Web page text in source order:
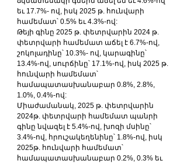
եւ 17.7%- ով, իսկ 2025 թ. հունվարի
համեմատ՝ 0.5% եւ 4.3%-ով:
Թեյի գինը 2025 թ. փետրվարին 2024 թ.
փետրվարի համեմատ աճել է 6.7%-ով,
շոկոլադինը՝ 10.3%- ով, կարագինը՝
13.4%-ով, սուրճինը՝ 17.1%-ով, իսկ 2025 թ.
հունվարի համեմատ՝
համապատասխանաբար 0.8%, 2.8%,
1.0%, 0.4%-ով:
Միաժամանակ, 2025 թ. փետրվարին
2024թ. փետրվարի համեմատ պանրի
գինը նվազել է 5.4%-ով, խոզի մսինը՝
3.4%-ով, հրուշակեղենինը՝ 1.8%-ով, իսկ
2025թ. հունվարի համեմատ՝
համապատասխանաբար 0.2%, 0.3% եւ